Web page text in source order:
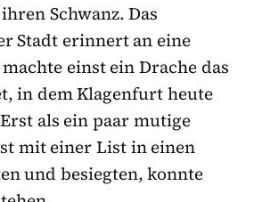
Schwanz. Das
Stadt erinnert an eine
einst ein Drache das
in dem Klagenfurt heute
als ein paar mutige
mit einer List in einen
und besiegten, konnte